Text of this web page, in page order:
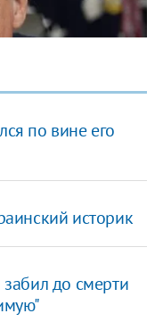
по вине его
историк
до смерти